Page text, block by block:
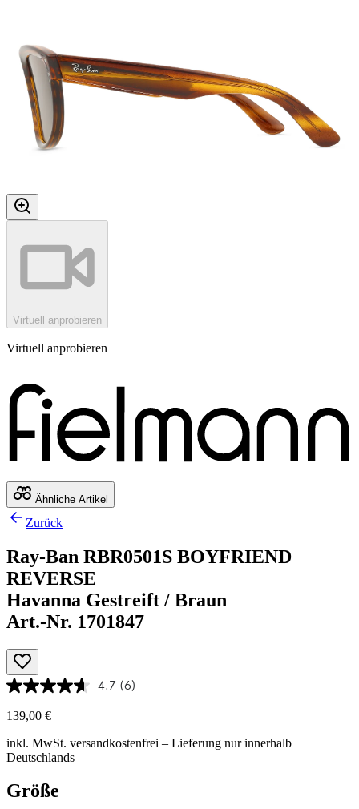
Virtuell anprobieren
Virtuell anprobieren
Ähnliche Artikel
Zurück
Ray-Ban RBR0501S BOYFRIEND
REVERSE
Havanna Gestreift / Braun
Art.-Nr. 1701847
4.7 (6)
139,00 €
inkl. MwSt. versandkostenfrei – Lieferung nur innerhalb
Deutschlands
Größe